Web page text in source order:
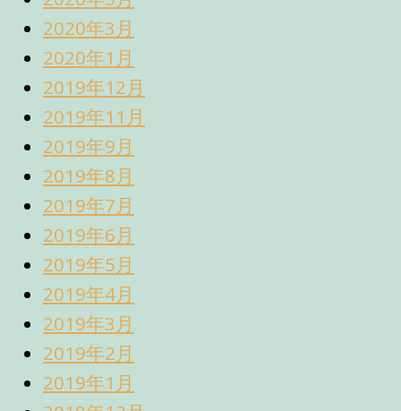
2020年3月
2020年1月
2019年12月
2019年11月
2019年9月
2019年8月
2019年7月
2019年6月
2019年5月
2019年4月
2019年3月
2019年2月
2019年1月